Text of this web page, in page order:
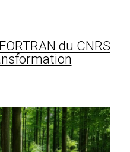
du CNRS